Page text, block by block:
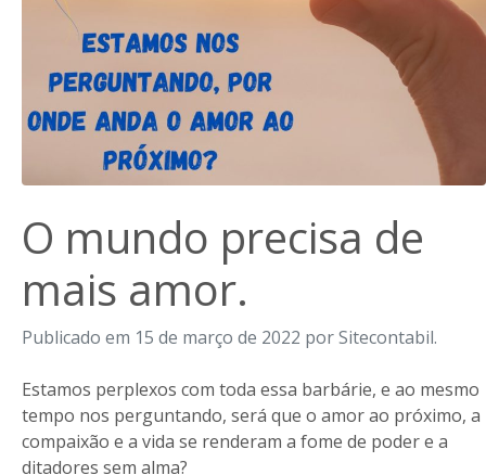
O mundo precisa de
mais amor.
Publicado em 15 de março de 2022 por Sitecontabil.
Estamos perplexos com toda essa barbárie, e ao mesmo
tempo nos perguntando, será que o amor ao próximo, a
compaixão e a vida se renderam a fome de poder e a
ditadores sem alma?